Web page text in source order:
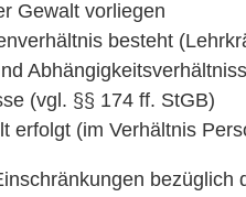
Gewalt vorliegen
besteht
(vgl. §§ 174 ff. StGB)
erfolgt (im Verhältnis